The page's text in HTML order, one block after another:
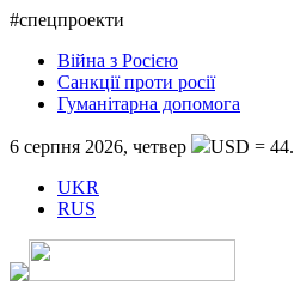
#спецпроекти
Війна з Росією
Санкції проти росії
Гуманітарна допомога
6 серпня 2026, четвер USD =
UKR
RUS